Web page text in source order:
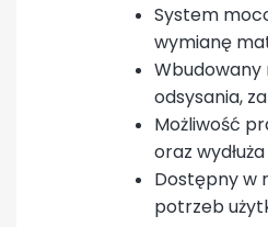
System
wymianę
Wbudowany
odsysania,
Możliwość
oraz
Dostępny w
potrzeb